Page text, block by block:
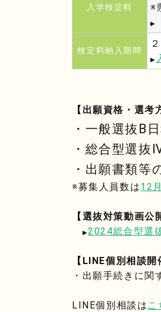
入学検定料
※
検定料納入期間
▶
【出願資格・選考
・一般選抜B
・総合型選抜
・出願書類等
※募集人員数は12
【選抜対策動画公
▶2024総合型選
【LINE個別相談開
・出願手続きに
LINE個別相談は こ